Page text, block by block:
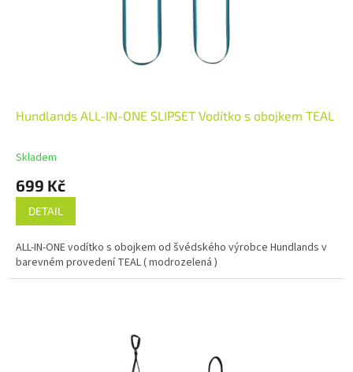
Hundlands ALL-IN-ONE SLIPSET Vodítko s obojkem TEAL
Skladem
699 Kč
DETAIL
ALL-IN-ONE vodítko s obojkem od švédského výrobce Hundlands v
barevném provedení TEAL ( modrozelená )